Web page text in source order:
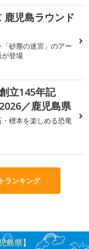
鹿児島ラウンド
砂塵の迷宮」のアー
が登場
立145年記
／鹿児島県
標本を楽しめる恐竜
ランキング
島県】